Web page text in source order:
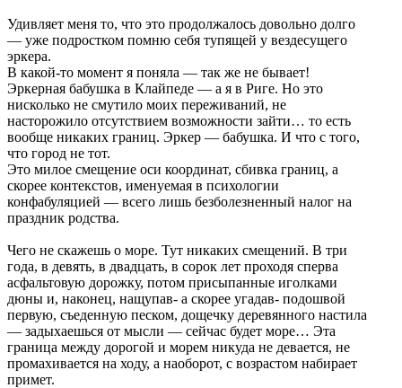
Удивляет меня то, что это продолжалось довольно долго
— уже подростком помню себя тупящей у вездесущего
эркера.
В какой-то момент я поняла — так же не бывает!
Эркерная бабушка в Клайпеде — а я в Риге. Но это
нисколько не смутило моих переживаний, не
насторожило отсутствием возможности зайти… то есть
вообще никаких границ. Эркер — бабушка. И что с того,
что город не тот.
Это милое смещение оси координат, сбивка границ, а
скорее контекстов, именуемая в психологии
конфабуляцией — всего лишь безболезненный налог на
праздник родства.
Чего не скажешь о море. Тут никаких смещений. В три
года, в девять, в двадцать, в сорок лет проходя сперва
асфальтовую дорожку, потом присыпанные иголками
дюны и, наконец, нащупав- а скорее угадав- подошвой
первую, съеденную песком, дощечку деревянного настила
— задыхаешься от мысли — сейчас будет море… Эта
граница между дорогой и морем никуда не девается, не
промахивается на ходу, а наоборот, с возрастом набирает
примет.